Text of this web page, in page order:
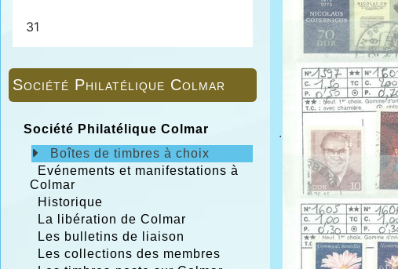
Société Philatélique Colmar
Société Philatélique Colmar
Boîtes de timbres à choix
Evénements et manifestations à
Colmar
Historique
La libération de Colmar
Les bulletins de liaison
Les collections des membres
.